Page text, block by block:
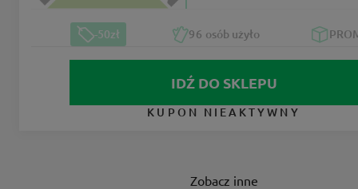
-50zł 96 osób użyło
IDŹ DO SKLEPU
KUPON NIEAKTYWNY
Zobacz inne